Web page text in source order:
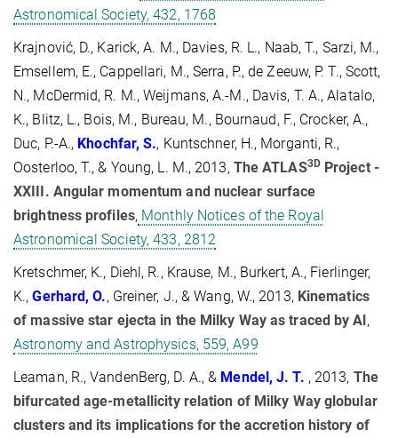
Astronomical Society, 432, 1768
Krajnović, D., Karick, A. M., Davies, R. L., Naab, T., Sarzi, M.,
Emsellem, E., Cappellari, M., Serra, P., de Zeeuw, P. T., Scott,
N., McDermid, R. M., Weijmans, A.-M., Davis, T. A., Alatalo,
K., Blitz, L., Bois, M., Bureau, M., Bournaud, F., Crocker, A.,
Duc, P.-A., Khochfar, S., Kuntschner, H., Morganti, R.,
Oosterloo, T., & Young, L. M., 2013, The ATLAS3DProject -
XXIII. Angular momentum and nuclear surface
brightness profiles, Monthly Notices of the Royal
Astronomical Society, 433, 2812
Kretschmer, K., Diehl, R., Krause, M., Burkert, A., Fierlinger,
K.,Gerhard, O., Greiner, J., & Wang, W., 2013, Kinematics
of massive star ejecta in the Milky Way as traced by Al,
Astronomy and Astrophysics, 559, A99
Leaman, R., VandenBerg, D. A., & Mendel, J. T. , 2013, The
bifurcated age-metallicity relation of Milky Way globular
clusters and its implications for the accretion history of